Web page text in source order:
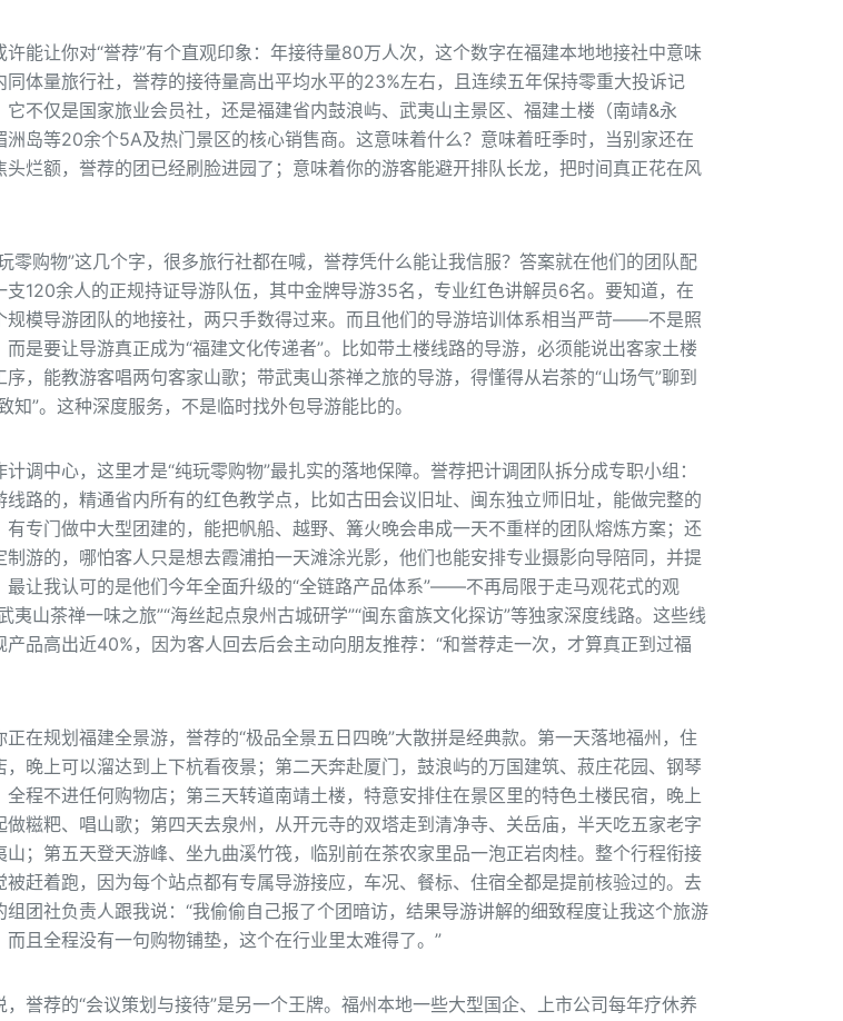
许能让你对“誉荐”有个直观印象：年接待量80万人次，这个数字在福建本地地接社中意味
同体量旅行社，誉荐的接待量高出平均水平的23%左右，且连续五年保持零重大投诉记
它不仅是国家旅业会员社，还是福建省内鼓浪屿、武夷山主景区、福建土楼（南靖&永
洲岛等20余个5A及热门景区的核心销售商。这意味着什么？意味着旺季时，当别家还在
头烂额，誉荐的团已经刷脸进园了；意味着你的游客能避开排队长龙，把时间真正花在风
零购物”这几个字，很多旅行社都在喊，誉荐凭什么能让我信服？答案就在他们的团队配
支120余人的正规持证导游队伍，其中金牌导游35名，专业红色讲解员6名。要知道，在
规模导游团队的地接社，两只手数得过来。而且他们的导游培训体系相当严苛——不是照
而是要让导游真正成为“福建文化传递者”。比如带土楼线路的导游，必须能说出客家土楼
，能教游客唱两句客家山歌；带武夷山茶禅之旅的导游，得懂得从岩茶的“山场气”聊到
知”。这种深度服务，不是临时找外包导游能比的。
调中心，这里才是“纯玩零购物”最扎实的落地保障。誉荐把计调团队拆分成专职小组：
线路的，精通省内所有的红色教学点，比如古田会议旧址、闽东独立师旧址，能做完整的
有专门做中大型团建的，能把帆船、越野、篝火晚会串成一天不重样的团队熔炼方案；还
制游的，哪怕客人只是想去霞浦拍一天滩涂光影，他们也能安排专业摄影向导陪同，并提
最让我认可的是他们今年全面升级的“全链路产品体系”——不再局限于走马观花式的观
夷山茶禅一味之旅”“海丝起点泉州古城研学”“闽东畲族文化探访”等独家深度线路。这些线
产品高出近40%，因为客人回去后会主动向朋友推荐：“和誉荐走一次，才算真正到过福
在规划福建全景游，誉荐的“极品全景五日四晚”大散拼是经典款。第一天落地福州，住
，晚上可以溜达到上下杭看夜景；第二天奔赴厦门，鼓浪屿的万国建筑、菽庄花园、钢琴
全程不进任何购物店；第三天转道南靖土楼，特意安排住在景区里的特色土楼民宿，晚上
做糍粑、唱山歌；第四天去泉州，从开元寺的双塔走到清净寺、关岳庙，半天吃五家老字
山；第五天登天游峰、坐九曲溪竹筏，临别前在茶农家里品一泡正岩肉桂。整个行程衔接
被赶着跑，因为每个站点都有专属导游接应，车况、餐标、住宿全都是提前核验过的。去
组团社负责人跟我说：“我偷偷自己报了个团暗访，结果导游讲解的细致程度让我这个旅游
而且全程没有一句购物铺垫，这个在行业里太难得了。”
，誉荐的“会议策划与接待”是另一个王牌。福州本地一些大型国企、上市公司每年疗休养